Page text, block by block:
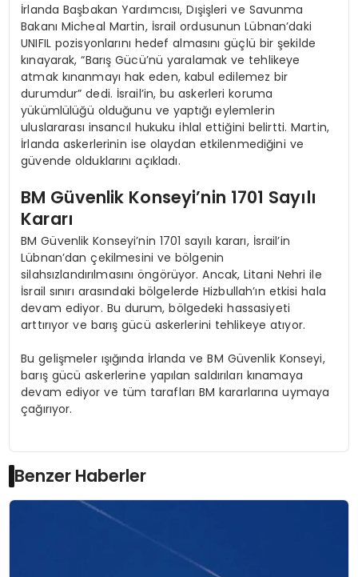
İrlanda Başbakan Yardımcısı, Dışişleri ve Savunma
Bakanı Micheal Martin, İsrail ordusunun Lübnan’daki
UNIFIL pozisyonlarını hedef almasını güçlü bir şekilde
kınayarak, “Barış Gücü’nü yaralamak ve tehlikeye
atmak kınanmayı hak eden, kabul edilemez bir
durumdur” dedi. İsrail’in, bu askerleri koruma
yükümlülüğü olduğunu ve yaptığı eylemlerin
uluslararası insancıl hukuku ihlal ettiğini belirtti. Martin,
İrlanda askerlerinin ise olaydan etkilenmediğini ve
güvende olduklarını açıkladı.
BM Güvenlik Konseyi’nin 1701 Sayılı
Kararı
BM Güvenlik Konseyi’nin 1701 sayılı kararı, İsrail’in
Lübnan’dan çekilmesini ve bölgenin
silahsızlandırılmasını öngörüyor. Ancak, Litani Nehri ile
İsrail sınırı arasındaki bölgelerde Hizbullah’ın etkisi hala
devam ediyor. Bu durum, bölgedeki hassasiyeti
arttırıyor ve barış gücü askerlerini tehlikeye atıyor.
Bu gelişmeler ışığında İrlanda ve BM Güvenlik Konseyi,
barış gücü askerlerine yapılan saldırıları kınamaya
devam ediyor ve tüm tarafları BM kararlarına uymaya
çağırıyor.
Benzer Haberler